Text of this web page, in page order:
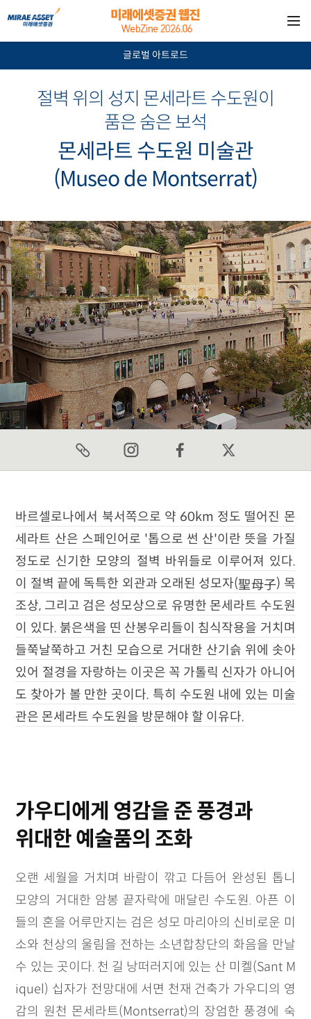
글로벌 아트로드
절벽 위의 성지 몬세라트 수도원이
품은 숨은 보석
몬세라트 수도원 미술관
(Museo de Montserrat)
바르셀로나에서 북서쪽으로 약 60km 정도 떨어진 몬
세라트 산은 스페인어로 '톱으로 썬 산'이란 뜻을 가질
정도로 신기한 모양의 절벽 바위들로 이루어져 있다.
이 절벽 끝에 독특한 외관과 오래된 성모자(聖母子) 목
조상, 그리고 검은 성모상으로 유명한 몬세라트 수도원
이 있다. 붉은색을 띤 산봉우리들이 침식작용을 거치며
들쭉날쭉하고 거친 모습으로 거대한 산기슭 위에 솟아
있어 절경을 자랑하는 이곳은 꼭 가톨릭 신자가 아니어
도 찾아가 볼 만한 곳이다. 특히 수도원 내에 있는 미술
관은 몬세라트 수도원을 방문해야 할 이유다.
가우디에게 영감을 준 풍경과
위대한 예술품의 조화
오랜 세월을 거치며 바람이 깎고 다듬어 완성된 톱니
모양의 거대한 암봉 끝자락에 매달린 수도원. 아픈 이
들의 혼을 어루만지는 검은 성모 마리아의 신비로운 미
소와 천상의 울림을 전하는 소년합창단의 화음을 만날
수 있는 곳이다. 천 길 낭떠러지에 있는 산 미켈(Sant M
iquel) 십자가 전망대에 서면 천재 건축가 가우디의 영
감의 원천 몬세라트(Montserrat)의 장엄한 풍경에 숙